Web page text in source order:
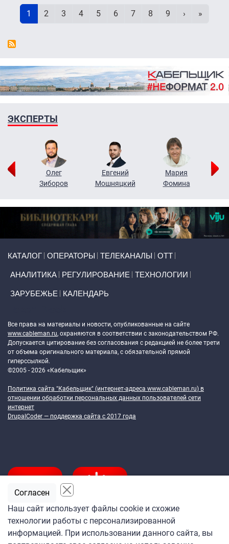
Текущая страница
1 Page
2 Page
3 Page
4 Page
5 Page
6 Page
7 Page
8 Page
9 Следующая
› »
ЭКСПЕРТЫ
Олег
Зиборов
Евгений
Мошняцкий
Мария
Фомина
КАТАЛОГ ОПЕРАТОРЫ ТЕЛЕКАНАЛЫ ОТТ
АНАЛИТИКА РЕГУЛИРОВАНИЕ ТЕХНОЛОГИИ
ЗАРУБЕЖЬЕ КАЛЕНДАРЬ
Все права на материалы и новости, опубликованные на сайте
www.cableman.ru, охраняются в соответствии с законодательством РФ.
Допускается цитирование без согласования с редакцией не более трети
от объема оригинального материала, с обязательной прямой
гиперссылкой.
©2005 - 2026 «Кабельщик»
Политика сайта "Кабельщик" (интернет-адреса www.cableman.ru) в
отношении обработки персональных данных пользователей сети
интернет
DrupalCoder — поддержка сайта c 2017 года
Подпишитесь
Наш сайт использует файлы cookie и схожие
технологии работы с персонализированной
информацией. При использовании данного сайта, вы
Согласен